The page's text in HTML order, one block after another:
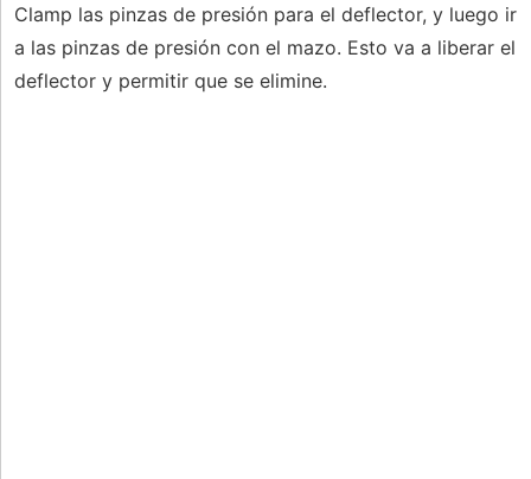
Clamp las pinzas de presión para el deflector, y luego ir
a las pinzas de presión con el mazo. Esto va a liberar el
deflector y permitir que se elimine.